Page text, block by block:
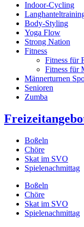
Indoor-Cycling
Body-Styling
Yoga Flow
Strong Nation
Fitness
Fitness für
Fitness für
Männerturnen
Senioren
Zumba
Boßeln
Chöre
Skat im SVO
Spielenachmittag
Boßeln
Chöre
Skat im SVO
Spielenachmittag